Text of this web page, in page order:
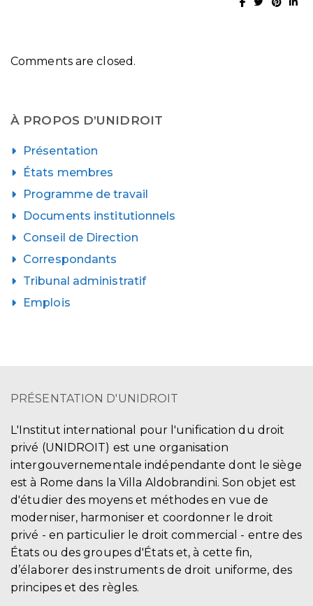
Comments are closed.
À PROPOS D’UNIDROIT
Présentation
États membres
Programme de travail
Documents institutionnels
Conseil de Direction
Correspondants
Tribunal administratif
Emplois
PRÉSENTATION D'UNIDROIT
L'Institut international pour l'unification du droit
privé (UNIDROIT) est une organisation
intergouvernementale indépendante dont le siège
est à Rome dans la Villa Aldobrandini. Son objet est
d'étudier des moyens et méthodes en vue de
moderniser, harmoniser et coordonner le droit
privé - en particulier le droit commercial - entre des
États ou des groupes d'États et, à cette fin,
d’élaborer des instruments de droit uniforme, des
principes et des règles.